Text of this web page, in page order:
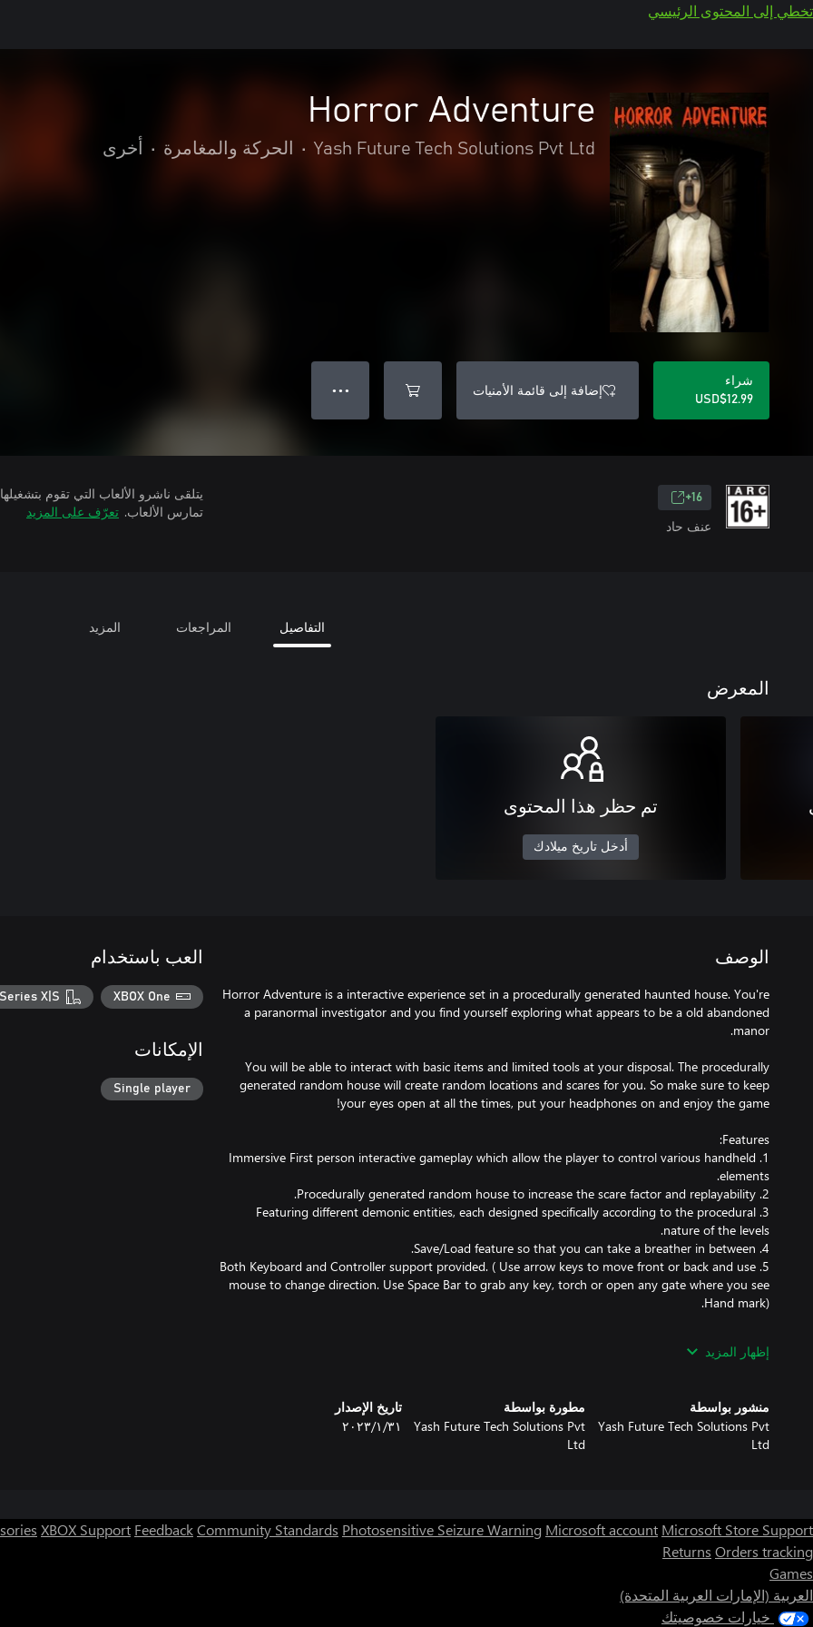
تخطي إلى المحتوى الرئيسي
Horror Adventure
Yash Future Tech Solutions Pvt Ltd
• الحركة والمغامرة • أخرى
شراء
USD$12.99
إضافة إلى قائمة الأمنيات ● ● ●
16+
عنف حاد
تمارس الألعاب. تعرّف على المزيد
التفاصيل المراجعات المزيد
المعرض
تم حظر هذا المحتوى
أدخل تاريخ ميلادك
الوصف
Horror Adventure is a interactive experience set in a procedurally generated haunted house. You're
a paranormal investigator and you find yourself exploring what appears to be a old abandoned
You will be able to interact with basic items and limited tools at your disposal. The procedurally
generated random house will create random locations and scares for you. So make sure to keep
1. Immersive First person interactive gameplay which allow the player to control various handheld
3. Featuring different demonic entities, each designed specifically according to the procedural
5. Both Keyboard and Controller support provided. ( Use arrow keys to move front or back and use
mouse to change direction. Use Space Bar to grab any key, torch or open any gate where you see
إظهار المزيد
منشور بواسطة
Yash Future Tech Solutions Pvt
Ltd
مطورة بواسطة
Yash Future Tech Solutions Pvt
Ltd
تاريخ الإصدار
٣١‏/١‏/٢٠٢٣
العب باستخدام
XBOX One
X|S
الإمكانات
Single player
XBOX Support FeedbackCommunity Standards Photosensitive Seizure Warning Microsoft account Microsoft Store Support
Returns Orders tracking
Games
العربية (الإمارات العربية المتحدة)
خيارات خصوصيتك